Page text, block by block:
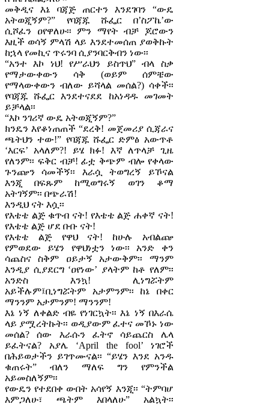
መቅዲና እኔ ባጃጅ ጠርተን እንደገባን “ውዴ
አትወጂኝም?” የባጃጁ ሹፌር በ’ስፖኬ’ው
ሲሾፈን ዐየዋለሁ፡፡ ምን ማየት ብቻ ጆሮውን
እዚች ወሳኝ ምላሽ ላይ እንደተመሰጠ ያወቅኩት
ከኋላ የመኪና ጥሩንባ ሲያንባርቅብን ነው፡፡
“አንተ እኮ ነህ! የሥራህን ይስጥህ” ብላ ስቃ
የማታውቀውን ሳቅ (ወይም ሰምቼው
የማላውቀውን ብለው ይሻላል መሰል?) ሳቀች፡፡
የባጃጁ ሹፌር እንደተናደደ ከአነዳዱ መገመት
ይቻላል፡፡
“እኮ ንገሪኛ ውዴ አትወጂኝም?”
ክንዴን እየቆነጠጠች “ደረቅ! መጀመሪያ ሲጃራና
ጫትህን ተው!” የባጃጁ ሹፌር ድምፅ አውጥቶ
‘እርፍ’ አላለም?! ይሄ ክፉ! እኛ ለጥላቻ ጊዜ
የለንም፡፡ ፍቅር ብቻ! ፊቷ ቅጭም ብሎ የቀላው
ጉንጬን ሳመችኝ፡፡ እራሷ ትወግረኝ ይኾናል
እንጂ በፍጹም ከሚወግሩኝ ወገን ቆማ
አትገኝም፡፡ በጭራሽ!
እንዲህ ናት እሷ፡፡
የእቴቴ ልጅ ቁጥብ ናት! የእቴቴ ልጅ ሐቀኛ ናት!
የእቴቴ ልጅ ሆደ ቡቡ ናት!
የእቴቴ ልጅ የዋህ ናት! ከሁሉ አብልጬ
የምወደው ይሄን የዋህነቷን ነው፡፡ አንድ ቀን
ሳጨስና ስቅም ዐይታኝ አታውቅም፡፡ ማንም
እንዲያ ሲያደርግ ‘ዐየነው’ ያላትም ከቶ የለም፡፡
አንድስ እንኳ! ሊነግሯትም
አይችሉም፤ቢነግሯትም አታምንም፡፡ ከኔ በቀር
ማንንም አታምንም! ማንንም!
እኔ ነኝ ለቀልድ ብዬ የነገርኳት፡፡ እኔ ነኝ በእራሴ
ላይ ያሟረትኩት፡፡ ወዲያውም ፈተና መኾኑ ነው
መሰል? ሰው እራሱን ፈትኖ ሳይጨርስ ሌላ
ይፈትናል? አያሌ ‘April the fool’ ነገሮች
በሕይወታችን ይገጥሙናል፡፡ “ይሄን እንደ አንዱ
ቁጠሩት” ብለን ማለፍ ግን የምንችል
አይመስለኝም፡፡
የውዴን የተደበቀ ውበት አሳየኝ እንጂ፡፡ “ትምባሆ
እምጋለሁ፣ ጫትም እበላለሁ” አልኳት፡፡